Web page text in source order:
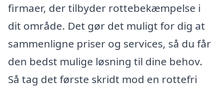
firmaer, der tilbyder rottebekæmpelse i
dit område. Det gør det muligt for dig at
sammenligne priser og services, så du får
den bedst mulige løsning til dine behov.
Så tag det første skridt mod en rottefri